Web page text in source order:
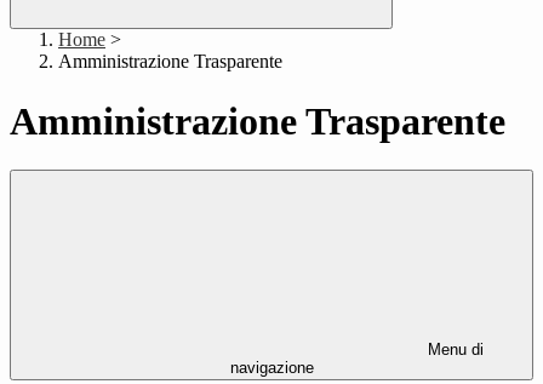
Home >
Amministrazione Trasparente
Amministrazione Trasparente
Menu di
navigazione